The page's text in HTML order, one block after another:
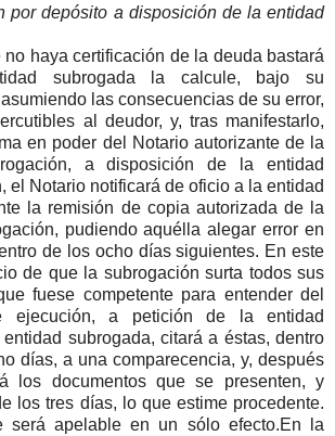
por depósito a disposición de la entidad
no haya certificación de la deuda bastará
subrogada la calcule, bajo su
las consecuencias de su error,
al deudor, y, tras manifestarlo,
en poder del Notario autorizante de la
a disposición de la entidad
el Notario notificará de oficio a la entidad
la remisión de copia autorizada de la
pudiendo aquélla alegar error en
de los ocho días siguientes. En este
de que la subrogación surta todos sus
fuese competente para entender del
ejecución, a petición de la entidad
subrogada, citará a éstas, dentro
días, a una comparecencia, y, después
los documentos que se presenten, y
los tres días, lo que estime procedente.
será apelable en un sólo efecto.En la